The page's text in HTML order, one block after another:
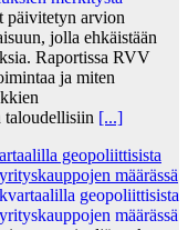
päivitetyn arvion
jolla ehkäistään
Raportissa RVV
ja miten
taloudellisiin [...]
geopoliittisista
määrässä